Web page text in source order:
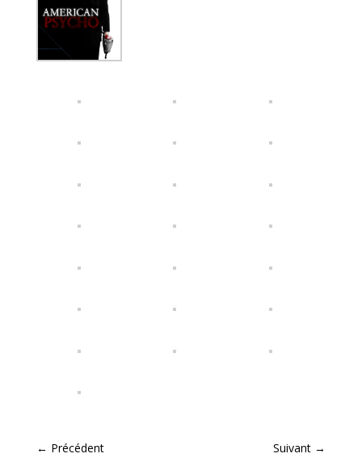
← Précédent Suivant →